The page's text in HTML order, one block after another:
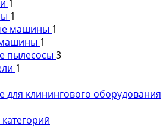
1
1
машины 1
1
пылесосы 3
1
для клинингового оборудования